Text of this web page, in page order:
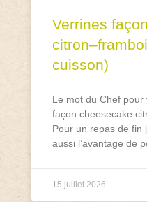
Verrines
cuisson)
Le mot du Chef
façon cheesecake
Pour un repas de fin
aussi l’avantage de
15 juillet 2026